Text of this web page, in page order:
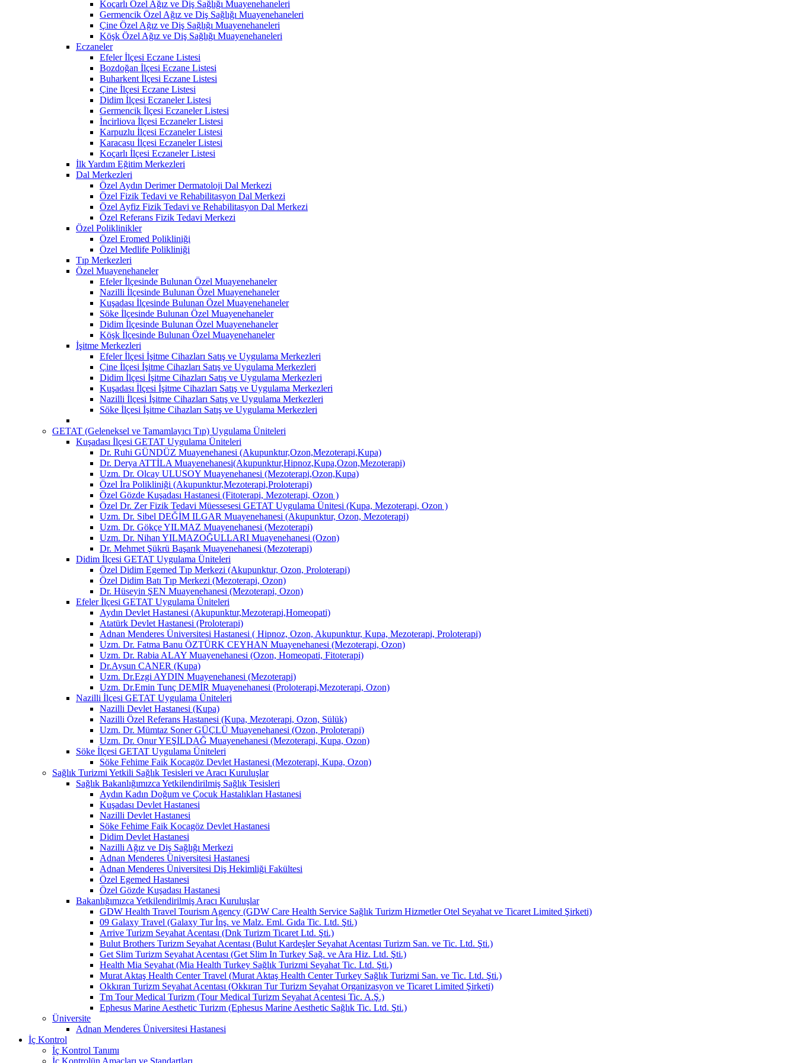
Koçarlı Özel Ağız ve Diş Sağlığı Muayenehaneleri
Germencik Özel Ağız ve Diş Sağlığı Muayenehaneleri
Çine Özel Ağız ve Diş Sağlığı Muayenehaneleri
Köşk Özel Ağız ve Diş Sağlığı Muayenehaneleri
Eczaneler
Efeler İlçesi Eczane Listesi
Bozdoğan İlçesi Eczane Listesi
Buharkent İlçesi Eczane Listesi
Çine İlçesi Eczane Listesi
Didim İlçesi Eczaneler Listesi
Germencik İlçesi Eczaneler Listesi
İncirliova İlçesi Eczaneler Listesi
Karpuzlu İlçesi Eczaneler Listesi
Karacasu İlçesi Eczaneler Listesi
Koçarlı İlçesi Eczaneler Listesi
İlk Yardım Eğitim Merkezleri
Dal Merkezleri
Özel Aydın Derimer Dermatoloji Dal Merkezi
Özel Fizik Tedavi ve Rehabilitasyon Dal Merkezi
Özel Ayfiz Fizik Tedavi ve Rehabilitasyon Dal Merkezi
Özel Referans Fizik Tedavi Merkezi
Özel Poliklinikler
Özel Eromed Polikliniği
Özel Medlife Polikliniği
Tıp Merkezleri
Özel Muayenehaneler
Efeler İlçesinde Bulunan Özel Muayenehaneler
Nazilli İlçesinde Bulunan Özel Muayenehaneler
Kuşadası İlçesinde Bulunan Özel Muayenehaneler
Söke İlçesinde Bulunan Özel Muayenehaneler
Didim İlçesinde Bulunan Özel Muayenehaneler
Köşk İlçesinde Bulunan Özel Muayenehaneler
İşitme Merkezleri
Efeler İlçesi İşitme Cihazları Satış ve Uygulama Merkezleri
Çine İlçesi İşitme Cihazları Satış ve Uygulama Merkezleri
Didim İlçesi İşitme Cihazları Satış ve Uygulama Merkezleri
Kuşadası İlçesi İşitme Cihazları Satış ve Uygulama Merkezleri
Nazilli İlçesi İşitme Cihazları Satış ve Uygulama Merkezleri
Söke İlçesi İşitme Cihazları Satış ve Uygulama Merkezleri
GETAT (Geleneksel ve Tamamlayıcı Tıp) Uygulama Üniteleri
Kuşadası İlçesi GETAT Uygulama Üniteleri
Dr. Ruhi GÜNDÜZ Muayenehanesi (Akupunktur,Ozon,Mezoterapi,Kupa)
Dr. Derya ATTİLA Muayenehanesi(Akupunktur,Hipnoz,Kupa,Ozon,Mezoterapi)
Uzm. Dr. Olcay ULUSOY Muayenehanesi (Mezoterapi,Ozon,Kupa)
Özel İra Polikliniği (Akupunktur,Mezoterapi,Proloterapi)
Özel Gözde Kuşadası Hastanesi (Fitoterapi, Mezoterapi, Ozon )
Özel Dr. Zer Fizik Tedavi Müessesesi GETAT Uygulama Ünitesi (Kupa, Mezoterapi, Ozon )
Uzm. Dr. Sibel DEĞİM ILGAR Muayenehanesi (Akupunktur, Ozon, Mezoterapi)
Uzm. Dr. Gökçe YILMAZ Muayenehanesi (Mezoterapi)
Uzm. Dr. Nihan YILMAZOĞULLARI Muayenehanesi (Ozon)
Dr. Mehmet Şükrü Başarık Muayenehanesi (Mezoterapi)
Didim İlçesi GETAT Uygulama Üniteleri
Özel Didim Egemed Tıp Merkezi (Akupunktur, Ozon, Proloterapi)
Özel Didim Batı Tıp Merkezi (Mezoterapi, Ozon)
Dr. Hüseyin ŞEN Muayenehanesi (Mezoterapi, Ozon)
Efeler İlçesi GETAT Uygulama Üniteleri
Aydın Devlet Hastanesi (Akupunktur,Mezoterapi,Homeopati)
Atatürk Devlet Hastanesi (Proloterapi)
Adnan Menderes Üniversitesi Hastanesi ( Hipnoz, Ozon, Akupunktur, Kupa, Mezoterapi, Proloterapi)
Uzm. Dr. Fatma Banu ÖZTÜRK CEYHAN Muayenehanesi (Mezoterapi, Ozon)
Uzm. Dr. Rabia ALAY Muayenehanesi (Ozon, Homeopati, Fitoterapi)
Dr.Aysun CANER (Kupa)
Uzm. Dr.Ezgi AYDIN Muayenehanesi (Mezoterapi)
Uzm. Dr.Emin Tunç DEMİR Muayenehanesi (Proloterapi,Mezoterapi, Ozon)
Nazilli İlçesi GETAT Uygulama Üniteleri
Nazilli Devlet Hastanesi (Kupa)
Nazilli Özel Referans Hastanesi (Kupa, Mezoterapi, Ozon, Sülük)
Uzm. Dr. Mümtaz Soner GÜÇLÜ Muayenehanesi (Ozon, Proloterapi)
Uzm. Dr. Onur YEŞİLDAĞ Muayenehanesi (Mezoterapi, Kupa, Ozon)
Söke İlçesi GETAT Uygulama Üniteleri
Söke Fehime Faik Kocagöz Devlet Hastanesi (Mezoterapi, Kupa, Ozon)
Sağlık Turizmi Yetkili Sağlık Tesisleri ve Aracı Kuruluşlar
Sağlık Bakanlığımızca Yetkilendirilmiş Sağlık Tesisleri
Aydın Kadın Doğum ve Çocuk Hastalıkları Hastanesi
Kuşadası Devlet Hastanesi
Nazilli Devlet Hastanesi
Söke Fehime Faik Kocagöz Devlet Hastanesi
Didim Devlet Hastanesi
Nazilli Ağız ve Diş Sağlığı Merkezi
Adnan Menderes Üniversitesi Hastanesi
Adnan Menderes Üniversitesi Diş Hekimliği Fakültesi
Özel Egemed Hastanesi
Özel Gözde Kuşadası Hastanesi
Bakanlığımızca Yetkilendirilmiş Aracı Kuruluşlar
GDW Health Travel Tourism Agency (GDW Care Health Service Sağlık Turizm Hizmetler Otel Seyahat ve Ticaret Limited Şirketi)
09 Galaxy Travel (Galaxy Tur İnş. ve Malz. Eml. Gıda Tic. Ltd. Şti.)
Arrive Turizm Seyahat Acentası (Dnk Turizm Ticaret Ltd. Şti.)
Bulut Brothers Turizm Seyahat Acentası (Bulut Kardeşler Seyahat Acentası Turizm San. ve Tic. Ltd. Şti.)
Get Slim Turizm Seyahat Acentası (Get Slim In Turkey Sağ. ve Ara Hiz. Ltd. Şti.)
Health Mia Seyahat (Mia Health Turkey Sağlık Turizmi Seyahat Tic. Ltd. Şti.)
Murat Aktaş Health Center Travel (Murat Aktaş Health Center Turkey Sağlık Turizmi San. ve Tic. Ltd. Şti.)
Okkıran Turizm Seyahat Acentası (Okkıran Tur Turizm Seyahat Organizasyon ve Ticaret Limited Şirketi)
Tm Tour Medical Turizm (Tour Medical Turizm Seyahat Acentesi Tic. A.Ş.)
Ephesus Marine Aesthetic Turizm (Ephesus Marine Aesthetic Sağlık Tic. Ltd. Şti.)
Üniversite
Adnan Menderes Üniversitesi Hastanesi
İç Kontrol
İç Kontrol Tanımı
İç Kontrolün Amaçları ve Standartları